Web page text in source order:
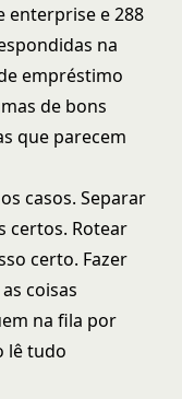
enterprise e 288
na
empréstimo
de bons
que parecem
casos. Separar
certos. Rotear
certo. Fazer
coisas
na fila por
lê tudo